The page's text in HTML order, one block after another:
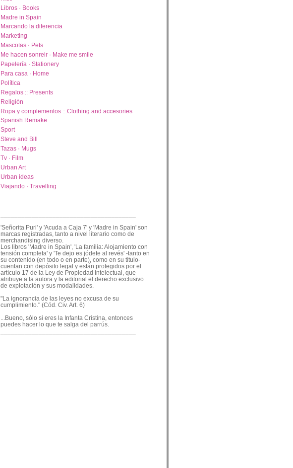
Libros · Books
Madre in Spain
Marcando la diferencia
Marketing
Mascotas · Pets
Me hacen sonreir · Make me smile
Papelería · Stationery
Para casa · Home
Política
Regalos :: Presents
Religión
Ropa y complementos :: Clothing and accesories
Spanish Remake
Sport
Steve and Bill
Tazas · Mugs
Tv · Film
Urban Art
Urban ideas
Viajando · Travelling
'Señorita Puri' y 'Acuda a Caja 7' y 'Madre in Spain' son
marcas registradas, tanto a nivel literario como de
merchandising diverso.
Los libros 'Madre in Spain', 'La familia: Alojamiento con
tensión completa' y 'Te dejo es jódete al revés' -tanto en
su contenido (en todo o en parte), como en su título-
cuentan con depósito legal y están protegidos por el
artículo 17 de la Ley de Propiedad Intelectual, que
atribuye a la autora y la editorial el derecho exclusivo
de explotación y sus modalidades.
"La ignorancia de las leyes no excusa de su
cumplimiento." (Cód. Civ. Art. 6)
...Bueno, sólo si eres la Infanta Cristina, entonces
puedes hacer lo que te salga del parrús.